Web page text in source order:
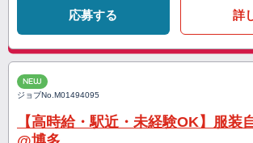
応募する 詳
NEW
ジョブNo.M01494095
【高時給・駅近・未経験OK】服装